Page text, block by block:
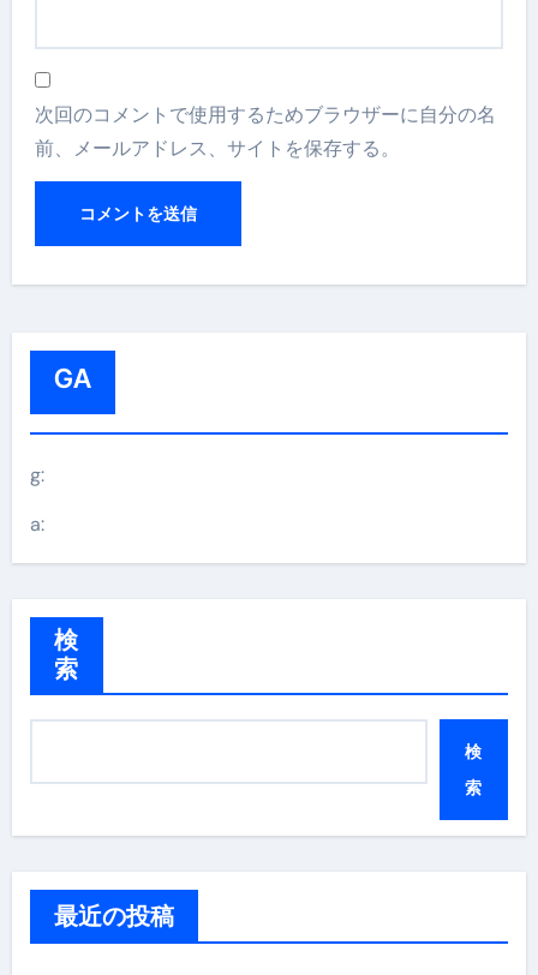
次回のコメントで使用するためブラウザーに自分の名
前、メールアドレス、サイトを保存する。
GA
g:
a:
検
索
検
索
最近の投稿